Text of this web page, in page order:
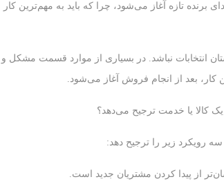
برنده تازه آغاز می‌شود، چرا که باید به مهم‌ترین
انتخابات نباشد. در بسیاری از موارد قسمت مشکل و
کار، بعد از انجام فروش آغاز می‌شود.
کالا یا خدمت ترجیح می‌دهد؟
زیر را ترجیح دهد:
از پیدا کردن مشتریان جدید است.